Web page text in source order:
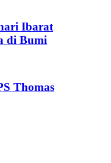
Ibarat
di Bumi
Thomas